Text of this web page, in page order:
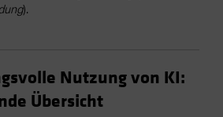
).
Nutzung von KI:
Übersicht